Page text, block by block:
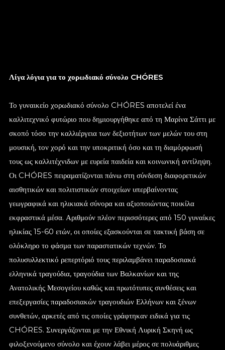
Λίγα λόγια για το χορωδιακό σύνολο CHÓRES
Το γυναικείο χορωδιακό σύνολο CHÓRES αποτελεί ένα
καλλιτεχνικό φυτώριο που δημιουργήθηκε από τη Μαρίνα Σάττι με
σκοπό τόσο την καλλιέργεια των δεξιοτήτων των μελών του στη
μουσική, τον χορό και την υποκριτική όσο και τη διαμόρφωσή
τους ως καλλιτέχνιδων με ευρεία παιδεία και κοινωνική αντίληψη.
Οι CHÓRES πειραματίζονται πάνω στη σύνδεση διαφορετικών
αισθητικών και πολιτιστικών στοιχείων υπερβαίνοντας
γεωγραφικά και ηλικιακά σύνορα και αξιοποιώντας ποικίλα
εκφραστικά μέσα. Αριθμούν πλέον περισσότερες από 150 γυναίκες
ηλικίας 15-60 ετών, οι οποίες εξασκούνται σε τακτική βάση σε
ολόκληρο το φάσμα των παραστατικών τεχνών. Το
πολυσυλλεκτικό ρεπερτόριό τους περιλαμβάνει παραδοσιακά
ελληνικά τραγούδια, τραγούδια των Βαλκανίων και της
Ανατολικής Μεσογείου καθώς και πρωτότυπες συνθέσεις και
επεξεργασίες παραδοσιακών τραγουδιών Ελλήνων και ξένων
συνθετών, αρκετές από τις οποίες γράφτηκαν ειδικά για τις
CHÓRES. Συνεργάζονται με την Εθνική Λυρική Σκηνή ως
φιλοξενούμενο σύνολο και έχουν λάβει μέρος σε πολυάριθμες